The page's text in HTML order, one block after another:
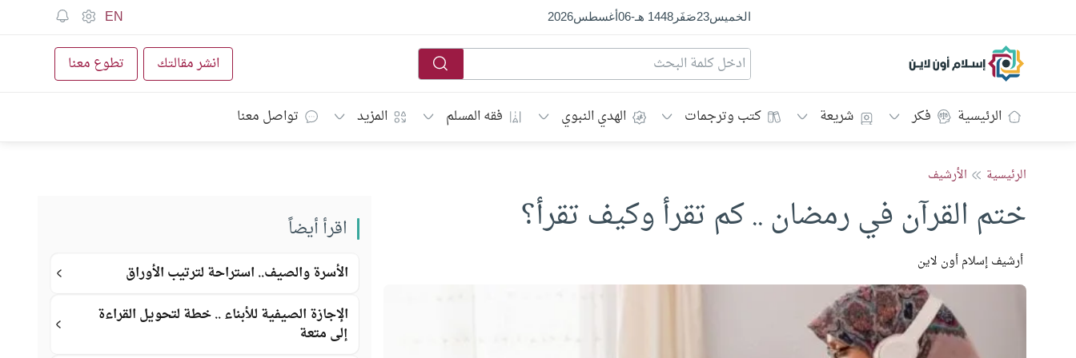
الخميس23صَفَر1448 هـ -
06أغسطس2026
EN
إسلام أون لاين انشر مقالتك تطوع معنا
الرئيسية فكر شريعة كتب وترجمات الهدي النبوي فقه المسلم المزيد تواصل معنا
الرئيسية الأرشيف
ختم القرآن في رمضان .. كم تقرأ وكيف تقرأ؟
أرشيف إسلام أون لاين
اقرأ أيضاً
الأسرة والصيف.. استراحة لترتيب الأوراق
الإجازة الصيفية للأبناء .. خطة لتحويل القراءة
إلى متعة